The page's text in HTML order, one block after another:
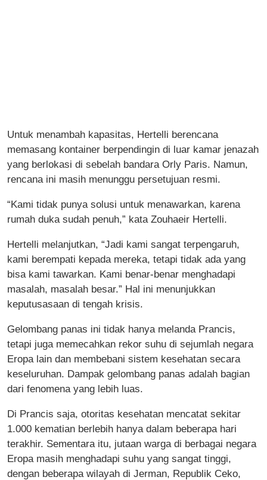
Untuk menambah kapasitas, Hertelli berencana
memasang kontainer berpendingin di luar kamar jenazah
yang berlokasi di sebelah bandara Orly Paris. Namun,
rencana ini masih menunggu persetujuan resmi.
“Kami tidak punya solusi untuk menawarkan, karena
rumah duka sudah penuh,” kata Zouhaeir Hertelli.
Hertelli melanjutkan, “Jadi kami sangat terpengaruh,
kami berempati kepada mereka, tetapi tidak ada yang
bisa kami tawarkan. Kami benar-benar menghadapi
masalah, masalah besar.” Hal ini menunjukkan
keputusasaan di tengah krisis.
Gelombang panas ini tidak hanya melanda Prancis,
tetapi juga memecahkan rekor suhu di sejumlah negara
Eropa lain dan membebani sistem kesehatan secara
keseluruhan. Dampak gelombang panas adalah bagian
dari fenomena yang lebih luas.
Di Prancis saja, otoritas kesehatan mencatat sekitar
1.000 kematian berlebih hanya dalam beberapa hari
terakhir. Sementara itu, jutaan warga di berbagai negara
Eropa masih menghadapi suhu yang sangat tinggi,
dengan beberapa wilayah di Jerman, Republik Ceko,